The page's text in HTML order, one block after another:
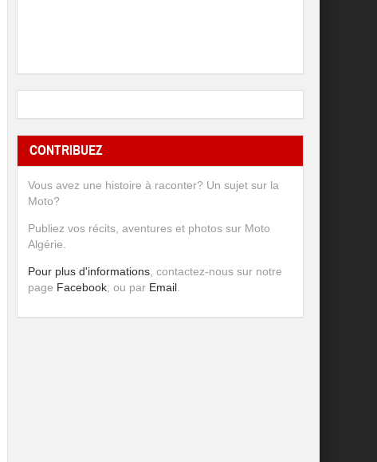
CONTRIBUEZ
Vous avez une histoire à raconter? Un sujet sur la
Moto?
Publiez vos récits, aventures et photos sur Moto
Algérie.
Pour plus d'informations , contactez-nous sur notre
page Facebook , ou par Email